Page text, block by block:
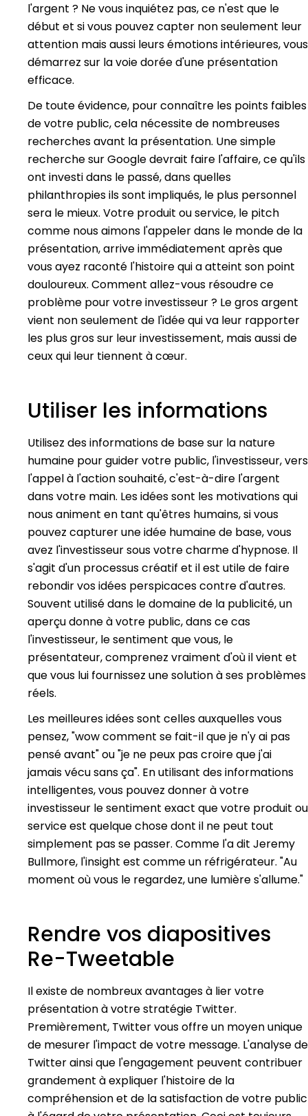
l'argent ? Ne vous inquiétez pas, ce n'est que le
début et si vous pouvez capter non seulement leur
attention mais aussi leurs émotions intérieures, vous
démarrez sur la voie dorée d'une présentation
efficace.
De toute évidence, pour connaître les points faibles
de votre public, cela nécessite de nombreuses
recherches avant la présentation. Une simple
recherche sur Google devrait faire l'affaire, ce qu'ils
ont investi dans le passé, dans quelles
philanthropies ils sont impliqués, le plus personnel
sera le mieux. Votre produit ou service, le pitch
comme nous aimons l'appeler dans le monde de la
présentation, arrive immédiatement après que
vous ayez raconté l'histoire qui a atteint son point
douloureux. Comment allez-vous résoudre ce
problème pour votre investisseur ? Le gros argent
vient non seulement de l'idée qui va leur rapporter
les plus gros sur leur investissement, mais aussi de
ceux qui leur tiennent à cœur.
Utiliser les informations
Utilisez des informations de base sur la nature
humaine pour guider votre public, l'investisseur, vers
l'appel à l'action souhaité, c'est-à-dire l'argent
dans votre main. Les idées sont les motivations qui
nous animent en tant qu'êtres humains, si vous
pouvez capturer une idée humaine de base, vous
avez l'investisseur sous votre charme d'hypnose. Il
s'agit d'un processus créatif et il est utile de faire
rebondir vos idées perspicaces contre d'autres.
Souvent utilisé dans le domaine de la publicité, un
aperçu donne à votre public, dans ce cas
l'investisseur, le sentiment que vous, le
présentateur, comprenez vraiment d'où il vient et
que vous lui fournissez une solution à ses problèmes
réels.
Les meilleures idées sont celles auxquelles vous
pensez, "wow comment se fait-il que je n'y ai pas
pensé avant" ou "je ne peux pas croire que j'ai
jamais vécu sans ça". En utilisant des informations
intelligentes, vous pouvez donner à votre
investisseur le sentiment exact que votre produit ou
service est quelque chose dont il ne peut tout
simplement pas se passer. Comme l'a dit Jeremy
Bullmore, l'insight est comme un réfrigérateur. "Au
moment où vous le regardez, une lumière s'allume."
Rendre vos diapositives
Re-Tweetable
Il existe de nombreux avantages à lier votre
présentation à votre stratégie Twitter.
Premièrement, Twitter vous offre un moyen unique
de mesurer l'impact de votre message. L'analyse de
Twitter ainsi que l'engagement peuvent contribuer
grandement à expliquer l'histoire de la
compréhension et de la satisfaction de votre public